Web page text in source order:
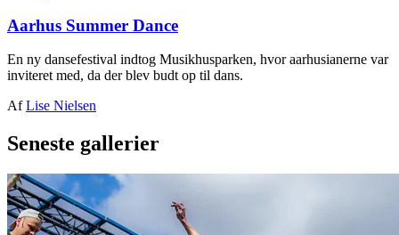
Aarhus Summer Dance
En ny dansefestival indtog Musikhusparken, hvor aarhusianerne var
inviteret med, da der blev budt op til dans.
AfLise Nielsen
Seneste gallerier